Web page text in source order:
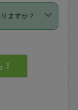
て教えて
ャンセル
の50%
カジさ
ジさんに
んの同意
、タスカ
頼関係が
カジさん
ますか？
金庫に入
よう心掛